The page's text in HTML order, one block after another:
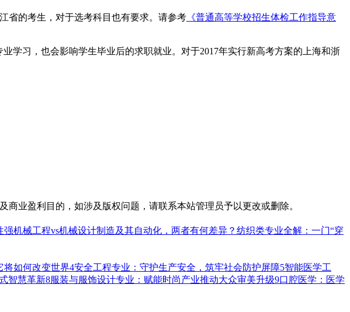
省的考生，对于选考科目也有要求。请参考 《普通高等学校招生体检工作指导意
学习，也会影响学生毕业后的求职就业。对于2017年实行新高考方案的上海和浙
业盈利目的，如涉及版权问题，请联系本站管理员予以更改或删除。
强机械工程vs机械设计制造及其自动化，两者有何差异？ 纺织类专业全解：一门“穿
如何改变世界4安全工程专业：守护生产安全，筑牢社会防护屏障5智能医学工
智慧革新8服装与服饰设计专业：赋能时尚产业推动大众审美升级9口腔医学：医学